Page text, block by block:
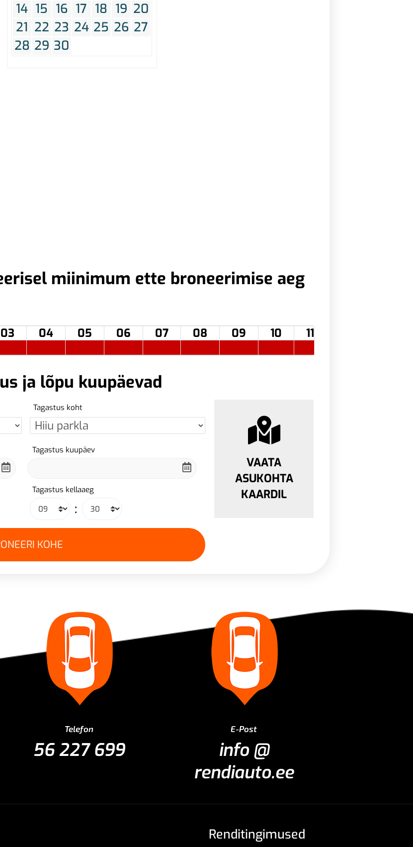
14 15 16 17 18 19 20
21 22 23 24 25 26 27
28 29 30
miinimum ette broneerimise aeg
03 04 05 06 07 08 09 10 11
ja lõpu kuupäevad
Tagastus koht
Tagastus kuupäev
Tagastus kellaaeg
:
VAATA
ASUKOHTA
KAARDIL
Telefon
56 227 699
E-Post
info @
rendiauto.ee
Renditingimused